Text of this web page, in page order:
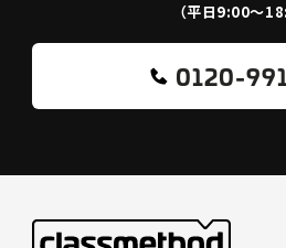
（平日9:00〜
0120-